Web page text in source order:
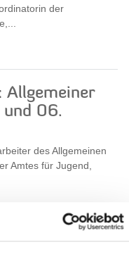
der
Allgemeiner
06.
des Allgemeinen
Amtes für Jugend,